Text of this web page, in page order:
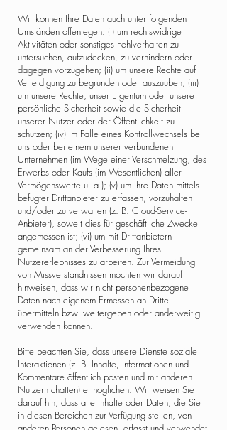
Wir können Ihre Daten auch unter folgenden
Umständen offenlegen: (i) um rechtswidrige
Aktivitäten oder sonstiges Fehlverhalten zu
untersuchen, aufzudecken, zu verhindern oder
dagegen vorzugehen; (ii) um unsere Rechte auf
Verteidigung zu begründen oder auszuüben; (iii)
um unsere Rechte, unser Eigentum oder unsere
persönliche Sicherheit sowie die Sicherheit
unserer Nutzer oder der Öffentlichkeit zu
schützen; (iv) im Falle eines Kontrollwechsels bei
uns oder bei einem unserer verbundenen
Unternehmen (im Wege einer Verschmelzung, des
Erwerbs oder Kaufs (im Wesentlichen) aller
Vermögenswerte u. a.); (v) um Ihre Daten mittels
befugter Drittanbieter zu erfassen, vorzuhalten
und/oder zu verwalten (z. B. Cloud-Service-
Anbieter), soweit dies für geschäftliche Zwecke
angemessen ist; (vi) um mit Drittanbietern
gemeinsam an der Verbesserung Ihres
Nutzererlebnisses zu arbeiten. Zur Vermeidung
von Missverständnissen möchten wir darauf
hinweisen, dass wir nicht personenbezogene
Daten nach eigenem Ermessen an Dritte
übermitteln bzw. weitergeben oder anderweitig
verwenden können.
Bitte beachten Sie, dass unsere Dienste soziale
Interaktionen (z. B. Inhalte, Informationen und
Kommentare öffentlich posten und mit anderen
Nutzern chatten) ermöglichen. Wir weisen Sie
darauf hin, dass alle Inhalte oder Daten, die Sie
in diesen Bereichen zur Verfügung stellen, von